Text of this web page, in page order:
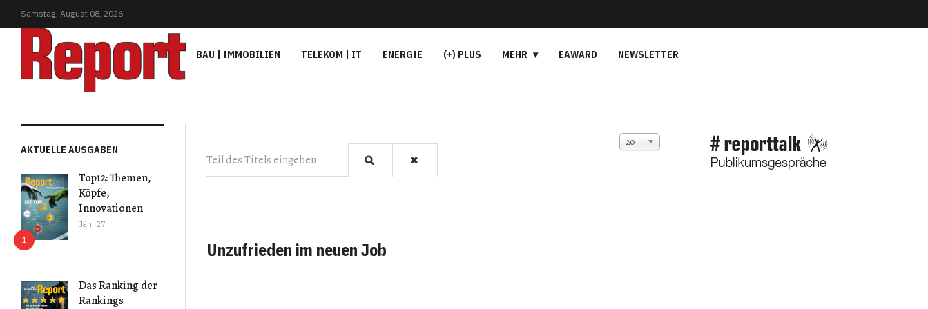
Samstag, August 08, 2026
BAU | IMMOBILIEN TELEKOM | IT ENERGIE (+) PLUS MEHR EAWARD NEWSLETTER
AKTUELLE AUSGABEN
Top12: Themen,
Köpfe,
Innovationen
Jän..27
Das Ranking der
Rankings
Anzeige #
20
Unzufrieden im neuen Job